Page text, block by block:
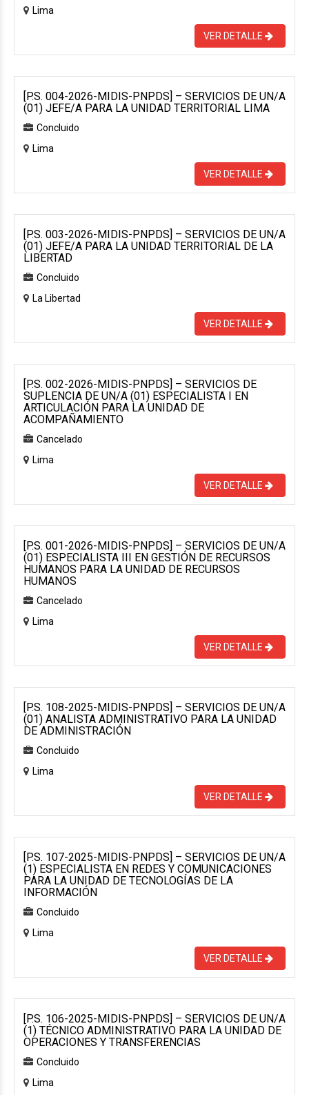
Lima
VER DETALLE
[P.S. 004-2026-MIDIS-PNPDS] – SERVICIOS DE UN/A
(01) JEFE/A PARA LA UNIDAD TERRITORIAL LIMA
Concluido
Lima
VER DETALLE
[P.S. 003-2026-MIDIS-PNPDS] – SERVICIOS DE UN/A
(01) JEFE/A PARA LA UNIDAD TERRITORIAL DE LA
LIBERTAD
Concluido
La Libertad
VER DETALLE
[P.S. 002-2026-MIDIS-PNPDS] – SERVICIOS DE
SUPLENCIA DE UN/A (01) ESPECIALISTA I EN
ARTICULACIÓN PARA LA UNIDAD DE
ACOMPAÑAMIENTO
Cancelado
Lima
VER DETALLE
[P.S. 001-2026-MIDIS-PNPDS] – SERVICIOS DE UN/A
(01) ESPECIALISTA III EN GESTIÓN DE RECURSOS
HUMANOS PARA LA UNIDAD DE RECURSOS
HUMANOS
Cancelado
Lima
VER DETALLE
[P.S. 108-2025-MIDIS-PNPDS] – SERVICIOS DE UN/A
(01) ANALISTA ADMINISTRATIVO PARA LA UNIDAD
DE ADMINISTRACIÓN
Concluido
Lima
VER DETALLE
[P.S. 107-2025-MIDIS-PNPDS] – SERVICIOS DE UN/A
(1) ESPECIALISTA EN REDES Y COMUNICACIONES
PARA LA UNIDAD DE TECNOLOGÍAS DE LA
INFORMACIÓN
Concluido
Lima
VER DETALLE
[P.S. 106-2025-MIDIS-PNPDS] – SERVICIOS DE UN/A
(1) TÉCNICO ADMINISTRATIVO PARA LA UNIDAD DE
OPERACIONES Y TRANSFERENCIAS
Concluido
Lima